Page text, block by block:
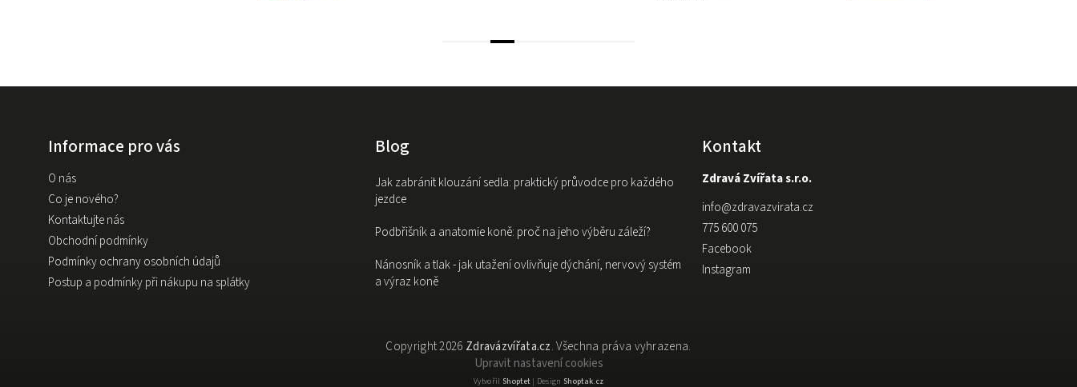
Informace pro vás
O nás
Co je nového?
Kontaktujte nás
Obchodní podmínky
Podmínky ochrany osobních údajů
Postup a podmínky při nákupu na splátky
Blog
Jak zabránit klouzání sedla: praktický průvodce pro každého
jezdce
Podbřišník a anatomie koně: proč na jeho výběru záleží?
Nánosník a tlak - jak utažení ovlivňuje dýchání, nervový systém
a výraz koně
Kontakt
Zdravá Zvířata s.r.o.
info@zdravazvirata.cz
775 600 075
Facebook
Instagram
Copyright 2026 Zdravázvířata.cz. Všechna práva vyhrazena.
Upravit nastavení cookies
Vytvořil Shoptet| Design Shoptak.cz